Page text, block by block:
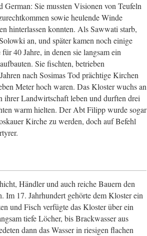
Sie mussten Visionen von Teufeln
sowie heulende Winde
hinterlassen konnten. Als Sawwati starb,
an, und später kamen noch einige
40 Jahre, in denen sie langsam ein
Sie fischten, betrieben
nach Sosimas Tod prächtige Kirchen
Meter hoch waren. Das Kloster wuchs an
Landwirtschaft leben und durften drei
warm hielten. Der Abt Filipp wurde sogar
Kirche zu werden, doch auf Befehl
Händler und auch reiche Bauern den
17. Jahrhundert gehörte dem Kloster ein
und Fisch verfügte das Kloster über ein
tiefe Löcher, bis Brackwasser aus
dann das Wasser in riesigen flachen